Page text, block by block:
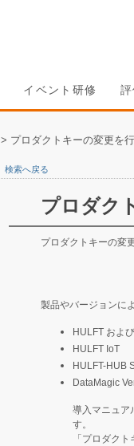
イベント研修
> プロダクトキーの変更を
検索へ戻る
プロダク
プロダクトキーの変
製品やバージョンに
HULFT およ
HULFT IoT
HULFT-HUB
DataMagic
導入マニュア
す。
「プロダク